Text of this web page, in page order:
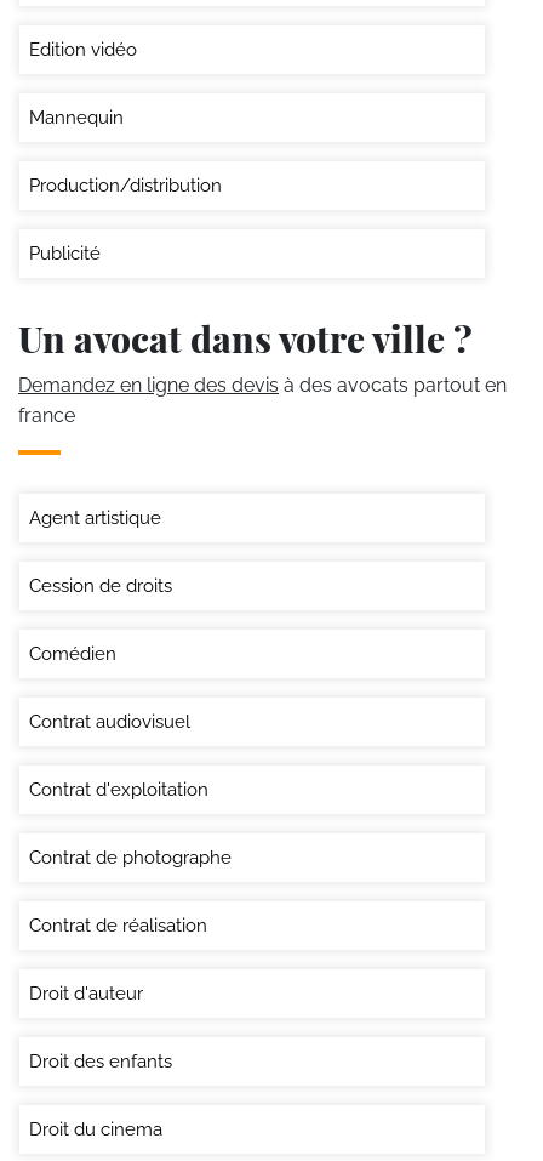
Edition vidéo
Mannequin
Production/distribution
Publicité
Un avocat dans votre ville ?
Demandez en ligne des devis à des avocats partout en
france
Agent artistique
Cession de droits
Comédien
Contrat audiovisuel
Contrat d'exploitation
Contrat de photographe
Contrat de réalisation
Droit d'auteur
Droit des enfants
Droit du cinema